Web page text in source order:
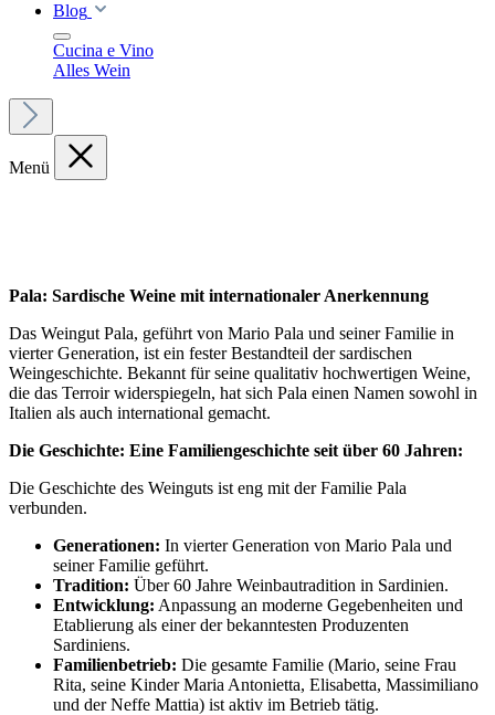
Blog
Cucina e Vino
Alles Wein
Menü
Pala: Sardische Weine mit internationaler Anerkennung
Das Weingut Pala, geführt von Mario Pala und seiner Familie in
vierter Generation, ist ein fester Bestandteil der sardischen
Weingeschichte. Bekannt für seine qualitativ hochwertigen Weine,
die das Terroir widerspiegeln, hat sich Pala einen Namen sowohl in
Italien als auch international gemacht.
Die Geschichte: Eine Familiengeschichte seit über 60 Jahren:
Die Geschichte des Weinguts ist eng mit der Familie Pala
verbunden.
Generationen: In vierter Generation von Mario Pala und
seiner Familie geführt.
Tradition: Über 60 Jahre Weinbautradition in Sardinien.
Entwicklung: Anpassung an moderne Gegebenheiten und
Etablierung als einer der bekanntesten Produzenten
Sardiniens.
Familienbetrieb: Die gesamte Familie (Mario, seine Frau
Rita, seine Kinder Maria Antonietta, Elisabetta, Massimiliano
und der Neffe Mattia) ist aktiv im Betrieb tätig.